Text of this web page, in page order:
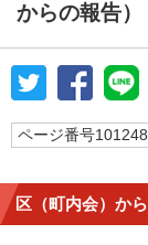
からの報告）
ページ番号
区（町内会）か